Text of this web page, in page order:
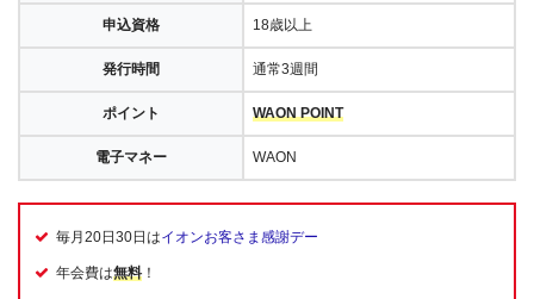
申込資格 18歳以上
発行時間 通常3週間
ポイント WAON POINT
電子マネー WAON
毎月20日30日はイオンお客さま感謝デー
年会費は無料 ！